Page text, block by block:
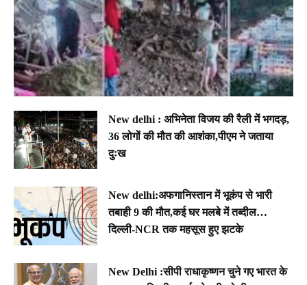
New delhi : अभिनेता विजय की रैली में भगदड़,
36 लोगों की मौत की आशंका,पीएम ने जताया
दुःख
New delhi:अफगानिस्तान में भूकंप से भारी
तबाही 9 की मौत,कई घर मलबे में तब्दील…
दिल्ली-NCR तक महसूस हुए झटके
New Delhi :सीपी राधाकृष्णन चुने गए भारत के